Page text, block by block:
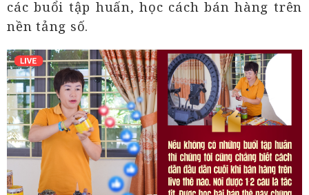
các buổi tập huấn, học cách bán hàng trên
nền tảng số.